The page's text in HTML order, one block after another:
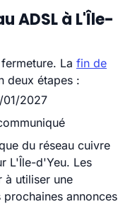
ADSL à L'Île-
La fin de
deux étapes :
01/2027
du réseau cuivre
L'Île-d'Yeu. Les
à utiliser une
annonces